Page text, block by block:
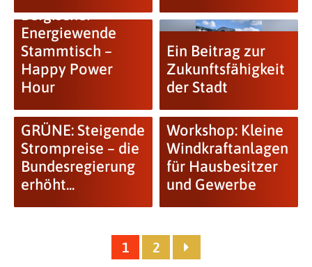
Bergischer
Energiewende
Stammtisch –
Happy Power
Hour
Ein Beitrag zur
Zukunftsfähigkeit
der Stadt
GRÜNE: Steigende
Strompreise – die
Bundesregierung
erhöht...
Workshop: Kleine
Windkraftanlagen
für Hausbesitzer
und Gewerbe
1 2